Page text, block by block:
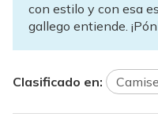
con estilo y con esa
gallego entiende.
Clasificado en: